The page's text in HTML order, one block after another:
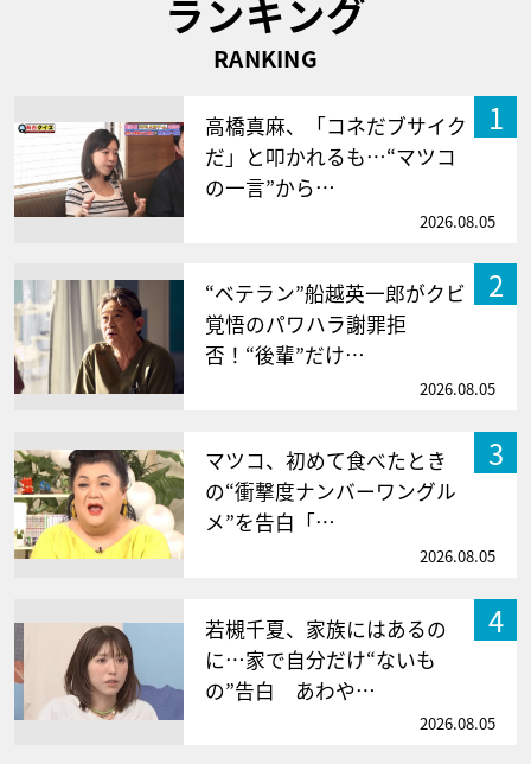
ランキング
RANKING
1
高橋真麻、「コネだブサイク
だ」と叩かれるも…“マツコ
の一言”から…
2026.08.05
2
“ベテラン”船越英一郎がクビ
覚悟のパワハラ謝罪拒
否！“後輩”だけ…
2026.08.05
3
マツコ、初めて食べたとき
の“衝撃度ナンバーワングル
メ”を告白「…
2026.08.05
4
若槻千夏、家族にはあるの
に…家で自分だけ“ないも
の”告白 あわや…
2026.08.05